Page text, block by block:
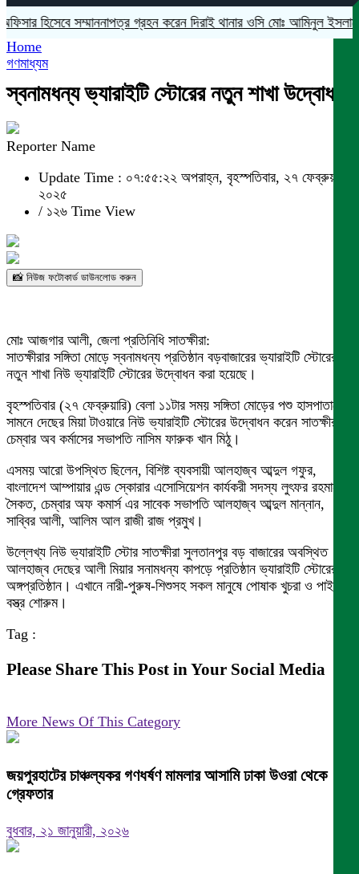
হিসেবে সম্মাননাপত্র গ্রহন করেন দিরাই থানার ওসি মোঃ আমিনুল ইসলাম
Home
গণমাধ্যম
স্বনামধন্য ভ্যারাইটি স্টোরের নতুন শাখা উদ্বোধন
Reporter Name
Update Time : ০৭:৫৫:২২ অপরাহ্ন, বৃহস্পতিবার, ২৭ ফেব্রুয়ারী
২০২৫
/ ১২৬ Time View
📸 নিউজ ফটোকার্ড ডাউনলোড করুন
মোঃ আজগার আলী, জেলা প্রতিনিধি সাতক্ষীরা:
সাতক্ষীরার সঙ্গিতা মোড়ে স্বনামধন্য প্রতিষ্ঠান বড়বাজারের ভ্যারাইটি স্টোরের
নতুন শাখা নিউ ভ্যারাইটি স্টোরের উদ্বোধন করা হয়েছে।
বৃহস্পতিবার (২৭ ফেব্রুয়ারি) বেলা ১১টার সময় সঙ্গিতা মোড়ের পশু হাসপাতালের
সামনে দেছের মিয়া টাওয়ারে নিউ ভ্যারাইটি স্টোরের উদ্বোধন করেন সাতক্ষীরা
চেম্বার অব কর্মাসের সভাপতি নাসিম ফারুক খান মিঠু।
এসময় আরো উপস্থিত ছিলেন, বিশিষ্ট ব্যবসায়ী আলহাজ্ব আব্দুল গফুর,
বাংলাদেশ আম্পায়ার এন্ড স্কোরার এসোসিয়েশন কার্যকরী সদস্য লুৎফর রহমান
সৈকত, চেম্বার অফ কমার্স এর সাবেক সভাপতি আলহাজ্ব আব্দুল মান্নান,
সাব্বির আলী, আলিম আল রাজী রাজ প্রমুখ।
উল্লেখ্য নিউ ভ্যারাইটি স্টোর সাতক্ষীরা সুলতানপুর বড় বাজারের অবস্থিত
আলহাজ্ব দেছের আলী মিয়ার সনামধন্য কাপড়ে প্রতিষ্ঠান ভ্যারাইটি স্টোরের
অঙ্গপ্রতিষ্ঠান। এখানে নারী-পুরুষ-শিশুসহ সকল মানুষে পোষাক খুচরা ও পাইকারী
বস্ত্র শোরুম।
Tag :
Please Share This Post in Your Social Media
More News Of This Category
জয়পুরহাটের চাঞ্চল্যকর গণধর্ষণ মামলার আসামি ঢাকা উওরা থেকে
গ্রেফতার
বুধবার, ২১ জানুয়ারী, ২০২৬